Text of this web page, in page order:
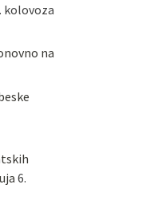
kolovoza
na
6.